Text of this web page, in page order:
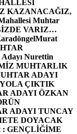
KAZANACAĞIZ,
Muhtar
BİZDE VARIZ…
Murat
Nurettin
MUHTARLIK
ADAYI
ÇIKTIK
ADAYI ÖZKAN
ADAYI TUNCAY
DOYACAK
: GENÇLİĞİME